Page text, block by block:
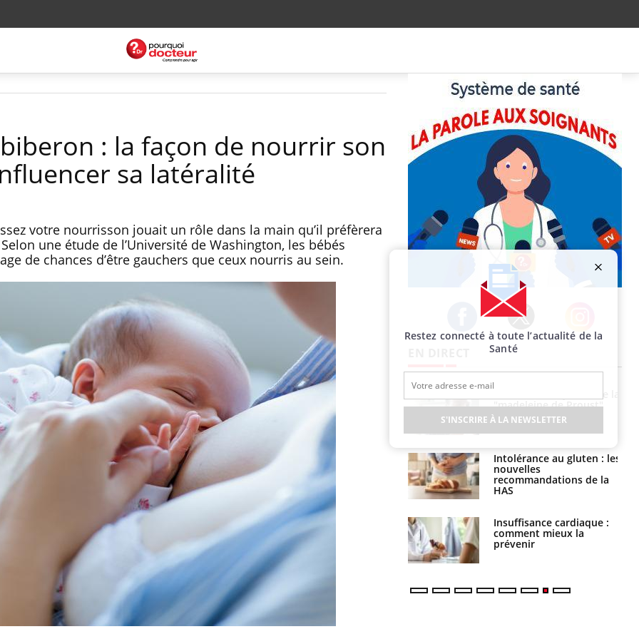
: la façon de nourrir son
sa latéralité
votre nourrisson jouait un rôle dans la main qu’il préfèrera
une étude de l’Université de Washington, les bébés
de chances d’être gauchers que ceux nourris au sein.
Facebook Twitter Instagram
Mordue par un
barracuda, une petite fille
secourue grâce à un
réflexe essentiel
Légionellose en Suisse :
quelle est l’origine de la
contamination ?
Allergies alimentaires :
une nouvelle arme contre
les réactions sévères
Comment gérer le
sommeil des enfants en
vacances ?
les kinés pourront
bientôt faire
TDAH : quel est ce
traitement autorisé aux
États-Unis ?
"madeleine de Proust"
enfin expliqué
Intolérance au gluten : les
nouvelles
recommandations de la
HAS
Insuffisance cardiaque :
comment mieux la
prévenir
Restez connecté à toute l’actualité de la
Santé
S'INSCRIRE À LA NEWSLETTER